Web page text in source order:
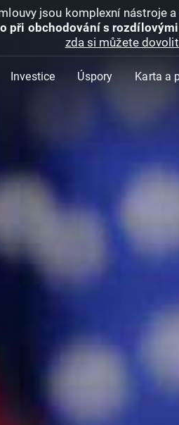
jsou komplexní nástroje
při obchodování s
zda si můžete
Investice Úspory Karta a